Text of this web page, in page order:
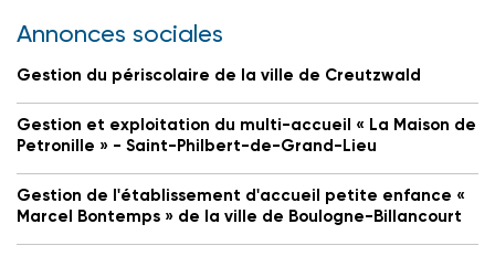
Annonces sociales
Gestion du périscolaire de la ville de Creutzwald
Gestion et exploitation du multi-accueil « La Maison de
Petronille » - Saint-Philbert-de-Grand-Lieu
Gestion de l'établissement d'accueil petite enfance «
Marcel Bontemps » de la ville de Boulogne-Billancourt